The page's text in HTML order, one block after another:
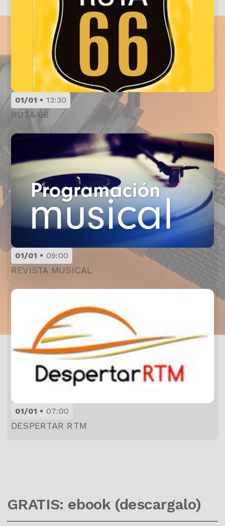
01/01 13:30
RUTA 66
01/01 09:00
REVISTA MUSICAL
01/01 07:00
DESPERTAR RTM
GRATIS: ebook (descargalo)